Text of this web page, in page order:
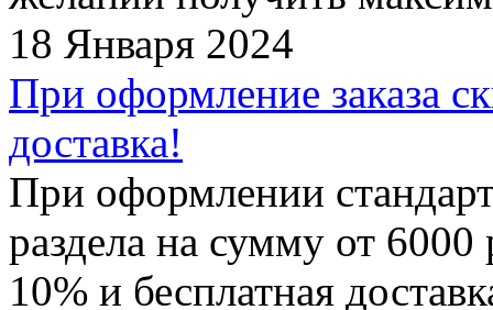
18 Января 2024
При оформление заказа
доставка!
При оформлении
раздела на сумму от 6000
10% и бесплатная